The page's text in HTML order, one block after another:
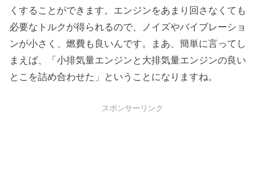
くすることができます。エンジンをあまり回さなくても
必要なトルクが得られるので、ノイズやバイブレーショ
ンが小さく、燃費も良いんです。まあ、簡単に言ってし
まえば、「小排気量エンジンと大排気量エンジンの良い
とこを詰め合わせた」ということになりますね。
スポンサーリンク